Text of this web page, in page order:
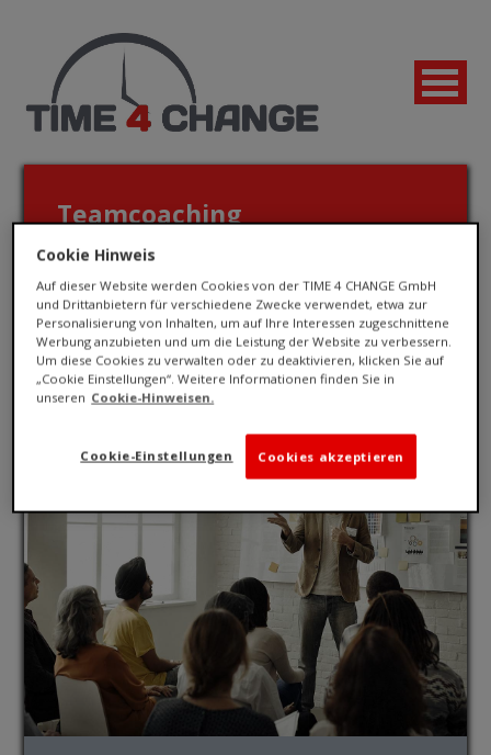
Jetzt bewerben!
Teamcoaching
Wenn besser möglich ist, ist gut nicht gut genug
Cookie Hinweis
Auf dieser Website werden Cookies von der TIME 4 CHANGE GmbH
und Drittanbietern für verschiedene Zwecke verwendet, etwa zur
Personalisierung von Inhalten, um auf Ihre Interessen zugeschnittene
Werbung anzubieten und um die Leistung der Website zu verbessern.
Um diese Cookies zu verwalten oder zu deaktivieren, klicken Sie auf
„Cookie Einstellungen“. Weitere Informationen finden Sie in
unseren Cookie-Hinweisen.
Cookies akzeptieren
Cookie-Einstellungen